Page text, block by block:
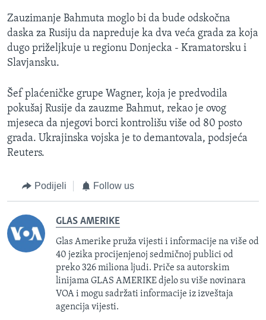
Zauzimanje Bahmuta moglo bi da bude odskočna
daska za Rusiju da napreduje ka dva veća grada za koja
dugo priželjkuje u regionu Donjecka - Kramatorsku i
Slavjansku.
Šef plaćeničke grupe Wagner, koja je predvodila
pokušaj Rusije da zauzme Bahmut, rekao je ovog
mjeseca da njegovi borci kontrolišu više od 80 posto
grada. Ukrajinska vojska je to demantovala, podsjeća
Reuters.
Podijeli Follow us
GLAS AMERIKE
Glas Amerike pruža vijesti i informacije na više od
40 jezika procijenjenoj sedmičnoj publici od
preko 326 miliona ljudi. Priče sa autorskim
linijama GLAS AMERIKE djelo su više novinara
VOA i mogu sadržati informacije iz izveštaja
agencija vijesti.